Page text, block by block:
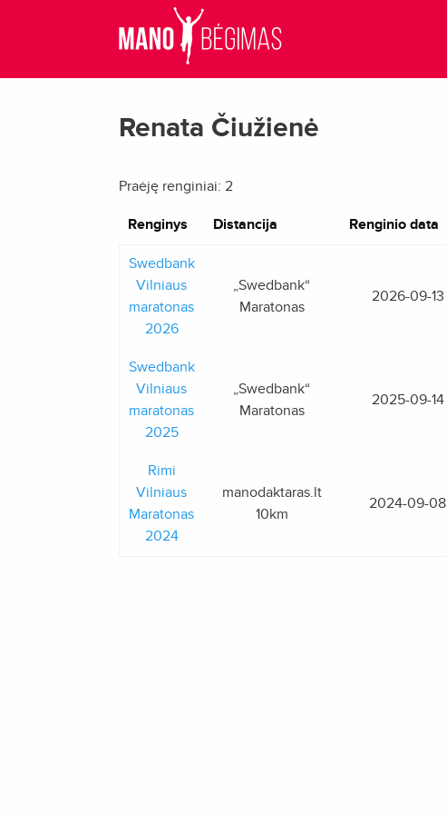
Renata Čiužienė
Praėję renginiai: 2
Renginys Distancija Renginio data
Swedbank
Vilniaus
maratonas
2026
„Swedbank“
Maratonas
2026-09-13
Swedbank
Vilniaus
maratonas
2025
„Swedbank“
Maratonas
2025-09-14
Rimi
Vilniaus
Maratonas
2024
manodaktaras.lt
10km
2024-09-08